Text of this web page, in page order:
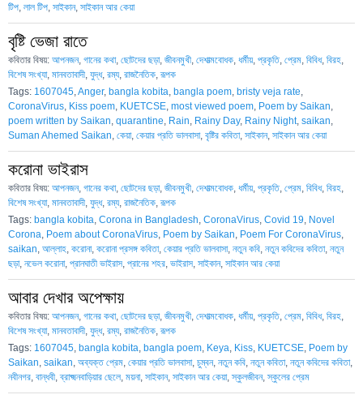
টিপ, লাল টিপ, সাইকান, সাইকান আর কেয়া
বৃষ্টি ভেজা রাতে
কবিতার বিষয়: আপনজন, গানের কথা, ছোটদের ছড়া, জীবনমুখী দেশাত্মবোধক ধর্মীয়, প্রকৃতি প্রেম বিবিধ, বিরহ
বিশেষ সংখ্যা, মানবতাবাদী যুদ্ধ, রম্য, রাজনৈতিক ,রূপক
Tags: 1607045,Anger, bangla kobita, bangla poem, bristy veja rate,
CoronaVirus, Kiss poem, KUETCSE, most viewed poem, Poem by Saikan,
poem written by Saikan, quarantine, Rain, Rainy Day, Rainy Night, saikan,
Suman Ahemed Saikan, কেয়া, কেয়ার প্রতি ভালবাসা, বৃষ্টির কবিতা, সাইকান, সাইকান আর কেয়া
করোনা ভাইরাস
কবিতার বিষয়: আপনজন, গানের কথা, ছোটদের ছড়া, জীবনমুখী দেশাত্মবোধক ধর্মীয়, প্রকৃতি প্রেম বিবিধ, বিরহ
বিশেষ সংখ্যা, মানবতাবাদী যুদ্ধ, রম্য, রাজনৈতিক ,রূপক
Tags: bangla kobita, Corona in Bangladesh, CoronaVirus, Covid 19, Novel
Corona, Poem about CoronaVirus, Poem by Saikan, Poem For CoronaVirus,
saikan, আল্লাহ, করোনা, করোনা প্রসঙ্গ কবিতা, কেয়ার প্রতি ভালবাসা, নতুন কবি, নতুন কবিদের কবিতা, নতুন
ছড়া, নভেল করোনা, প্রানঘাতী ভাইরাস, প্রানের শহর, ভাইরাস, সাইকান, সাইকান আর কেয়া
আবার দেখার অপেক্ষায়
কবিতার বিষয়: আপনজন, গানের কথা, ছোটদের ছড়া, জীবনমুখী দেশাত্মবোধক ধর্মীয়, প্রকৃতি প্রেম বিবিধ, বিরহ
বিশেষ সংখ্যা, মানবতাবাদী যুদ্ধ, রম্য, রাজনৈতিক ,রূপক
Tags: 1607045, bangla kobita, bangla poem, Keya, Kiss, KUETCSE, Poem by
Saikan, saikan, অব্যক্ত প্রেম, কেয়ার প্রতি ভালবাসা, চুম্বন, নতুন কবি, নতুন কবিতা, নতুন কবিদের কবিতা,
নবীনগর, বান্ধবী,ব্রাক্ষ্মনবাড়িয়ার ছেলে, ময়না, সাইকান, সাইকান আর কেয়া,স্কুলজীবন,স্কুলের প্রেম